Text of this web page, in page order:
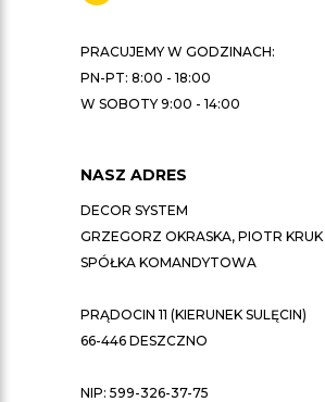
PRACUJEMY W GODZINACH:
PN-PT: 8:00 - 18:00
W SOBOTY 9:00 - 14:00
NASZ ADRES
DECOR SYSTEM
GRZEGORZ OKRASKA, PIOTR KRUK
SPÓŁKA KOMANDYTOWA
PRĄDOCIN 11 (KIERUNEK SULĘCIN)
66-446 DESZCZNO
NIP: 599-326-37-75